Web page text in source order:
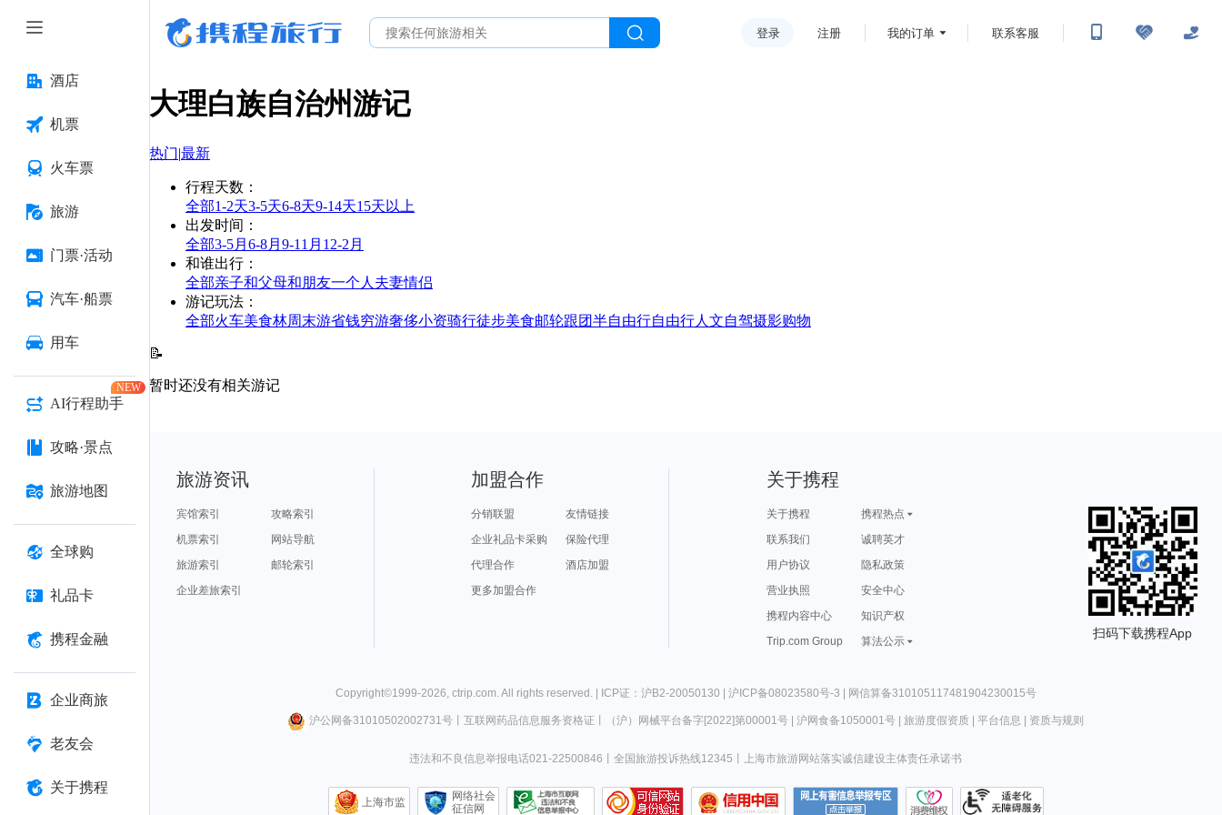
酒店
机票
火车票
旅游
门票·活动
汽车·船票
用车
AI行程助手
NEW
攻略·景点
旅游地图
全球购
礼品卡
携程金融
企业商旅
老友会
关于携程
登录 注册 我的订单 联系客服
大理白族自治州游记
热门|最新
行程天数 ：
全部1-2天3-5天6-8天9-14天15天以上
出发时间 ：
全部3-5月 6-8月 9-11月 12-2月
和谁出行 ：
全部亲子和父母和朋友一个人 夫妻情侣
游记玩法 ：
全部火车美食林周末游省钱穷游奢侈小资骑行徒步美食邮轮跟团半自由行自由行人文自驾摄影购物
📝
暂时还没有相关游记
旅游资讯
宾馆索引
攻略索引
机票索引
网站导航
旅游索引
邮轮索引
企业差旅索引
加盟合作
分销联盟
友情链接
企业礼品卡采购
保险代理
代理合作
酒店加盟
更多加盟合作
关于携程
关于携程
携程热点
联系我们
诚聘英才
用户协议
隐私政策
营业执照
安全中心
携程内容中心
知识产权
Trip.com Group
算法公示
扫码下载携程App
Copyright©1999-2026, ctrip.com. All rights reserved. | ICP证：沪B2-20050130 | 沪ICP备08023580号-3 | 网信算备310105117481904230015号
沪公网备31010502002731号丨 互联网药品信息服务资格证 （沪）网械平台备字[2022]第00001号| 沪网食备1050001号| 旅游度假资质| 平台信息 资质与规则
违法和不良信息举报电话021-22500846 全国旅游投诉热线12345 上海市旅游网站落实诚信建设主体责任承诺书
上海市监
网络社会
征信网